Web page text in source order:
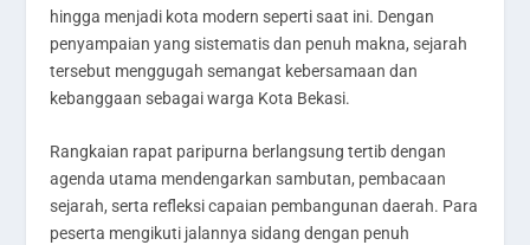
hingga menjadi kota modern seperti saat ini. Dengan
penyampaian yang sistematis dan penuh makna, sejarah
tersebut menggugah semangat kebersamaan dan
kebanggaan sebagai warga Kota Bekasi.
Rangkaian rapat paripurna berlangsung tertib dengan
agenda utama mendengarkan sambutan, pembacaan
sejarah, serta refleksi capaian pembangunan daerah. Para
peserta mengikuti jalannya sidang dengan penuh